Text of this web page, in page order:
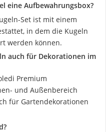
eine Aufbewahrungsbox?
Set ist mit einem
in dem die Kugeln
werden können.
auch für Dekorationen im
Premium
und Außenbereich
für Gartendekorationen